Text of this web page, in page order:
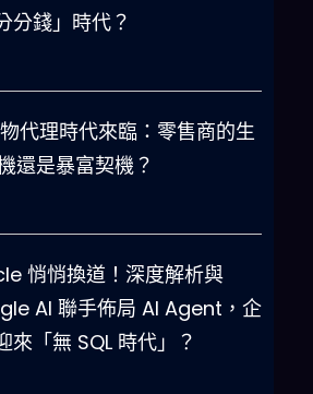
分錢」時代？
代理時代來臨：零售商的生
還是暴富契機？
悄悄換道！深度解析與
AI 聯手佈局 AI Agent，企
來「無 SQL 時代」？